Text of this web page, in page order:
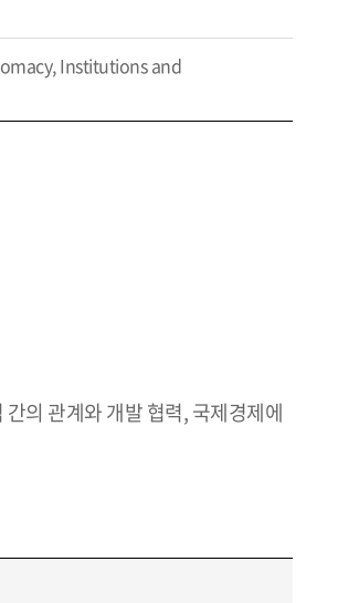
Institutions and
의 관계와 개발 협력, 국제경제에